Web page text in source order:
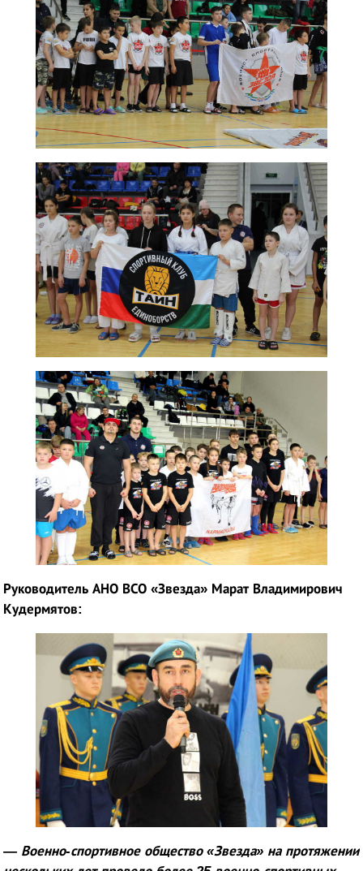
Руководитель АНО ВСО «Звезда» Марат Владимирович
Кудермятов:
— Военно-спортивное общество «Звезда» на протяжении